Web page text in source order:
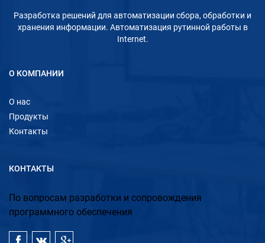
Разработка решений для автоматизации сбора, обработки и
хранения информации. Автоматизация рутинной работы в
Internet.
О КОМПАНИИ
О нас
Продукты
Контакты
КОНТАКТЫ
По вопросам разработки и сопровождения
программного обеспечения